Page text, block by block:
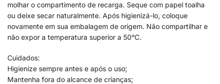
molhar o compartimento de recarga. Seque com papel toalha
ou deixe secar naturalmente. Após higienizá-lo, coloque
novamente em sua embalagem de origem. Não compartilhar e
não expor a temperatura superior a 50°C.
Cuidados:
Higienize sempre antes e após o uso;
Mantenha fora do alcance de crianças;